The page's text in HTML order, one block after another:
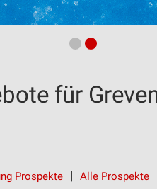
für
Prospekte Alle Prospekte